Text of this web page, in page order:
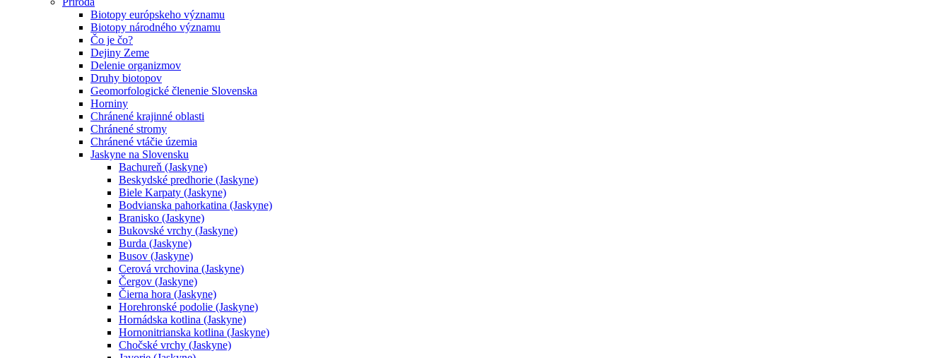
Biotopy európskeho významu
Biotopy národného významu
Čo je čo?
Dejiny Zeme
Delenie organizmov
Druhy biotopov
Geomorfologické členenie Slovenska
Horniny
Chránené krajinné oblasti
Chránené stromy
Chránené vtáčie územia
Jaskyne na Slovensku
Bachureň (Jaskyne)
Beskydské predhorie (Jaskyne)
Biele Karpaty (Jaskyne)
Bodvianska pahorkatina (Jaskyne)
Branisko (Jaskyne)
Bukovské vrchy (Jaskyne)
Burda (Jaskyne)
Busov (Jaskyne)
Cerová vrchovina (Jaskyne)
Čergov (Jaskyne)
Čierna hora (Jaskyne)
Horehronské podolie (Jaskyne)
Hornádska kotlina (Jaskyne)
Hornonitrianska kotlina (Jaskyne)
Chočské vrchy (Jaskyne)